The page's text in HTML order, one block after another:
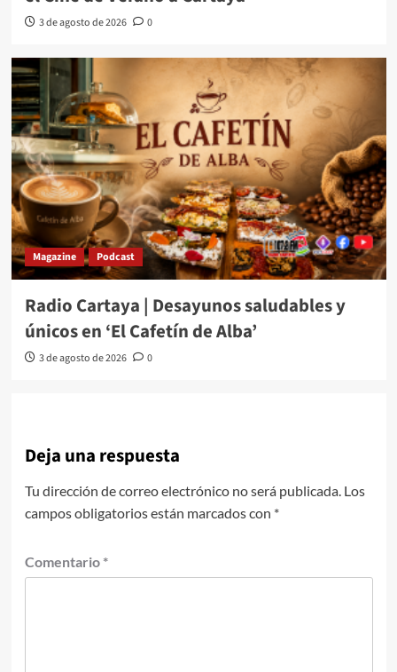
3 de agosto de 2026 0
Magazine Podcast
Radio Cartaya | Desayunos saludables y
únicos en ‘El Cafetín de Alba’
3 de agosto de 2026 0
Deja una respuesta
Tu dirección de correo electrónico no será publicada. Los
campos obligatorios están marcados con *
Comentario *